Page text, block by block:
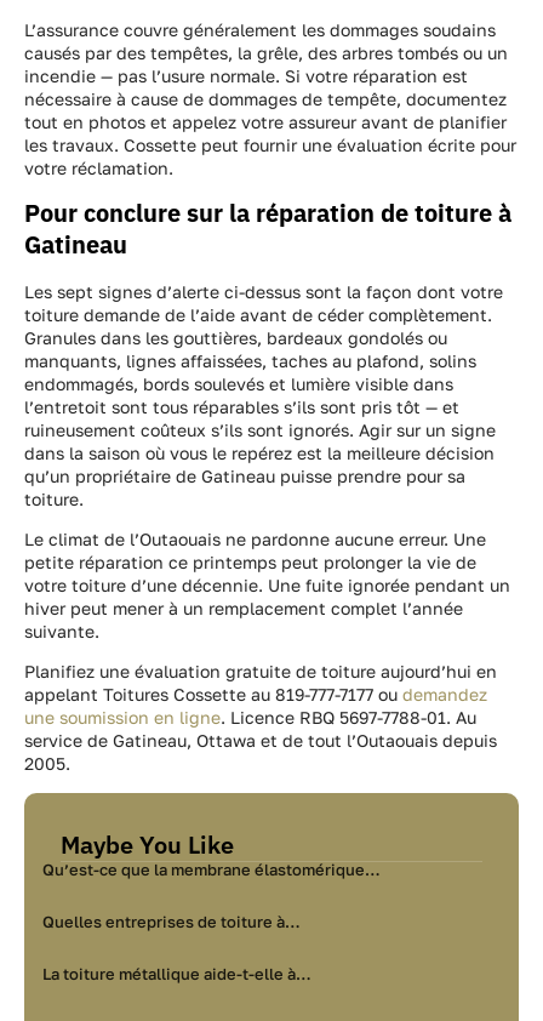
L’assurance couvre généralement les dommages soudains
causés par des tempêtes, la grêle, des arbres tombés ou un
incendie — pas l’usure normale. Si votre réparation est
nécessaire à cause de dommages de tempête, documentez
tout en photos et appelez votre assureur avant de planifier
les travaux. Cossette peut fournir une évaluation écrite pour
votre réclamation.
Pour conclure sur la réparation de toiture à
Gatineau
Les sept signes d’alerte ci-dessus sont la façon dont votre
toiture demande de l’aide avant de céder complètement.
Granules dans les gouttières, bardeaux gondolés ou
manquants, lignes affaissées, taches au plafond, solins
endommagés, bords soulevés et lumière visible dans
l’entretoit sont tous réparables s’ils sont pris tôt — et
ruineusement coûteux s’ils sont ignorés. Agir sur un signe
dans la saison où vous le repérez est la meilleure décision
qu’un propriétaire de Gatineau puisse prendre pour sa
toiture.
Le climat de l’Outaouais ne pardonne aucune erreur. Une
petite réparation ce printemps peut prolonger la vie de
votre toiture d’une décennie. Une fuite ignorée pendant un
hiver peut mener à un remplacement complet l’année
suivante.
Planifiez une évaluation gratuite de toiture aujourd’hui en
appelant Toitures Cossette au 819-777-7177 ou demandez
une soumission en ligne. Licence RBQ 5697-7788-01. Au
service de Gatineau, Ottawa et de tout l’Outaouais depuis
2005.
Maybe You Like
Qu’est-ce que la membrane élastomérique…
Quelles entreprises de toiture à…
La toiture métallique aide-t-elle à…